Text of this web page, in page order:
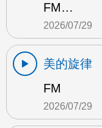
FM…
2026/07/29
美的旋律
FM
2026/07/29